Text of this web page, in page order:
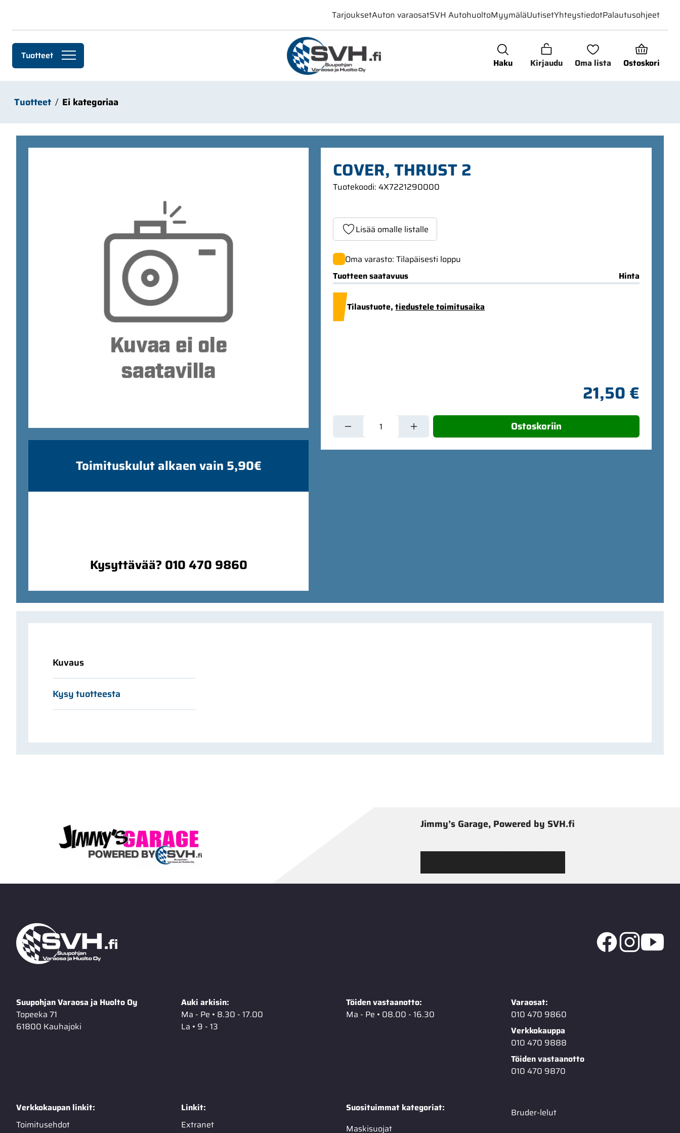
Haku Kirjaudu Oma lista Ostoskori
Tuotteet
TarjouksetAuton varaosatSVH AutohuoltoMyymäläUutisetYhteystiedotPalautusohjeet
Tuotteet Ei kategoriaa
COVER, THRUST 2
Ohita kuvat
Tuotekoodi: 4X7221290000
Lisää omalle listalle
Oma varasto: Tilapäisesti loppu
Tuotteen saatavuus
Hinta
Tilaustuote,tiedustele toimitusaika
21,50 €
Ostoskoriin
Toimituskulut alkaen vain 5,90€
Kysyttävää? 010 470 9860
Kuvaus
Kysy tuotteesta
Jimmy’s Garage, Powered by SVH.fi
Suupohjan Varaosa ja Huolto Oy
Topeeka 71
61800 Kauhajoki
Auki arkisin:
Ma - Pe • 8.30 - 17.00
La • 9 - 13
Töiden vastaanotto:
Ma - Pe • 08.00 - 16.30
Varaosat:
010 470 9860
Verkkokauppa
010 470 9888
Töiden vastaanotto
010 470 9870
Verkkokaupan linkit:
Toimitusehdot
Linkit:
Extranet
Suosituimmat kategoriat:
Maskisuojat
Bruder-lelut